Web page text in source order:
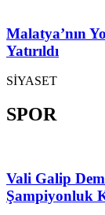
Malatya’nın
Yatırıldı
SİYASET
SPOR
Vali Galip
Şampiyonluk